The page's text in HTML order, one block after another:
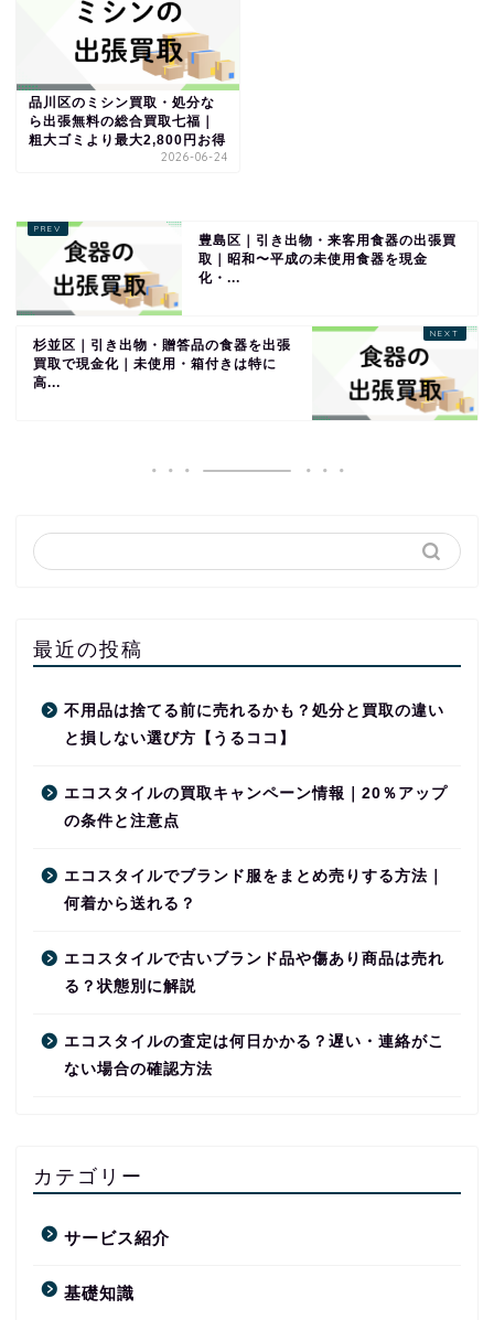
品川区のミシン買取・処分な
ら出張無料の総合買取七福｜
粗大ゴミより最大2,800円お得
2026-06-24
豊島区｜引き出物・来客用食器の出張買
取｜昭和〜平成の未使用食器を現金
化・...
杉並区｜引き出物・贈答品の食器を出張
買取で現金化｜未使用・箱付きは特に
高...
最近の投稿
不用品は捨てる前に売れるかも？処分と買取の違い
と損しない選び方【うるココ】
エコスタイルの買取キャンペーン情報｜20％アップ
の条件と注意点
エコスタイルでブランド服をまとめ売りする方法｜
何着から送れる？
エコスタイルで古いブランド品や傷あり商品は売れ
る？状態別に解説
エコスタイルの査定は何日かかる？遅い・連絡がこ
ない場合の確認方法
カテゴリー
サービス紹介
基礎知識